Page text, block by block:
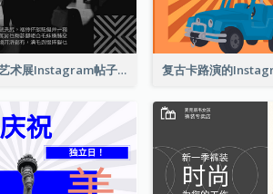
巴塞尔艺术展Instagram帖子